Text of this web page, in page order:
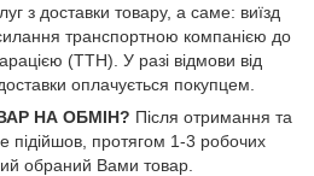
з доставки товару, а саме: виїзд
транспортною компанією до
(ТТН). У разі відмови від
оплачується покупцем.
НА ОБМІН? Після отримання та
підійшов, протягом 1-3 робочих
обраний Вами товар.